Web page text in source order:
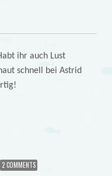
ihr auch Lust
schnell bei Astrid
2 COMMENTS